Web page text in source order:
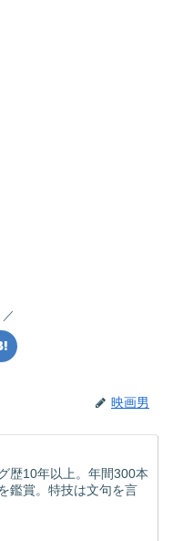
映画男
歴10年以上。年間300本
鑑賞。特技は文句を言